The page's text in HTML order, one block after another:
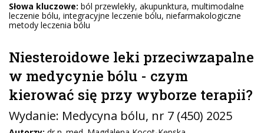
Słowa kluczowe: ból przewlekły, akupunktura, multimodalne
leczenie bólu, integracyjne leczenie bólu, niefarmakologiczne
metody leczenia bólu
Niesteroidowe leki przeciwzapalne
w medycynie bólu - czym
kierować się przy wyborze terapii?
Wydanie: Medycyna bólu, nr 7 (450) 2025